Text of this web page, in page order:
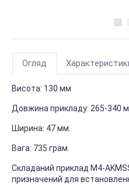
Огляд
Висота: 130 мм
Довжина прикладу: 265-340
Ширина: 47 мм.
Вага: 735 грам.
Складаний приклад M4-
призначений для